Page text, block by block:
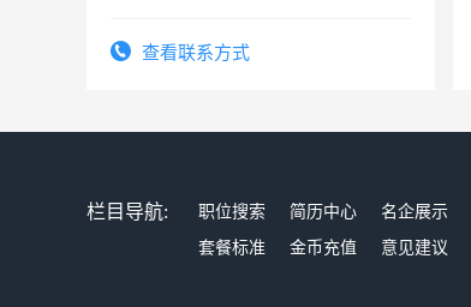
查看联系方式
栏目导航: 职位搜索 简历中心 名企展示
套餐标准
金币充值 意见建议